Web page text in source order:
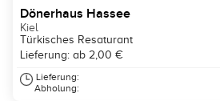
Dönerhaus Hassee
Kiel
Türkisches Resaturant
Lieferung: ab 2,00 €
Lieferung:
Abholung: